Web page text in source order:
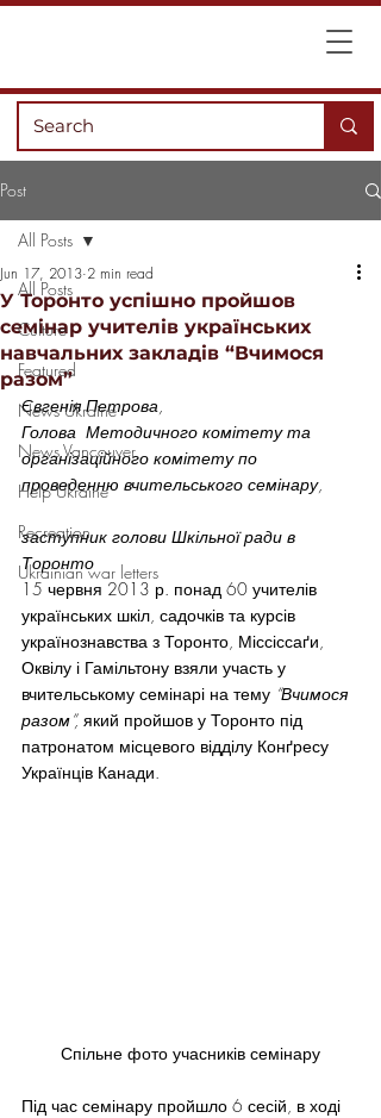
Post
All Posts
Culture
Featured
News Ukraine
News Vancouver
Help Ukraine
Recreation
Ukrainian war letters
All Posts
У Торонто успішно пройшов
семінар учителів українських
навчальних закладів “Вчимося
разом”
Jun 17, 2013 2 min read
Євгенія Петрова,
Голова  Методичного комітету та
організаційного комітету по
проведенню вчительського семінару,
заступник голови Шкільної ради в
Торонто
15 червня 2013 р. понад 60 учителів
українських шкіл, садочків та курсів
українознавства з Торонто, Міссіссаґи,
Оквілу і Гамільтону взяли участь у
вчительському семінарі на тему “Вчимося
разом”, який пройшов у Торонто під
патронатом місцевого відділу Конґресу
Українців Канади.
Спільне фото учасників семінару
Під час семінару пройшло 6 сесій, в ході